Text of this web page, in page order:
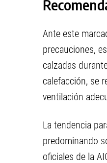
Ante este
precauciones,
calzadas
calefacción, se
ventilación
La tendencia
predominando
oficiales de la